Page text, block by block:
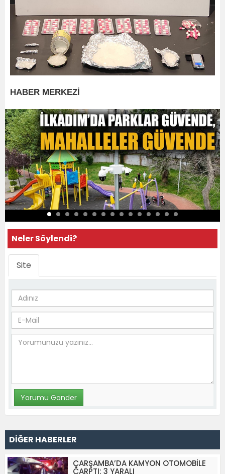
HABER MERKEZİ
Neler Söylendi?
Site
DİĞER HABERLER
ÇARŞAMBA’DA KAMYON OTOMOBİLE
ÇARPTI: 3 YARALI